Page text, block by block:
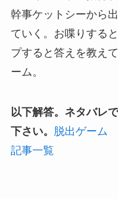
幹事ケットシーから
ていく。お喋りする
プすると答えを教え
ーム。
以下解答。ネタバレ
下さい。 脱出ゲーム
記事一覧